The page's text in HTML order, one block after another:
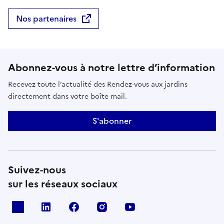
Nos partenaires
Abonnez-vous à notre lettre d’information
Recevez toute l’actualité des Rendez-vous aux jardins
directement dans votre boîte mail.
S'abonner
Suivez-nous
sur les réseaux sociaux
Linkedin Facebook Instagram